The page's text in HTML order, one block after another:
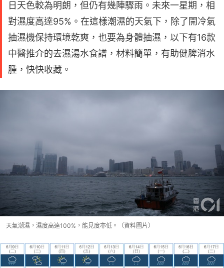
日天色較為明朗，但仍有幾陣驟雨。未來一星期，相
對濕度高達95%。在這樣潮濕的天氣下，除了開冷氣
抽濕機保持環境乾爽，也要為身體抽濕，以下有16款
中醫推介的去濕湯水食譜，材料簡單，有助健脾消水
腫，快快收藏。
天氣潮濕，濕度高達100%，能見度亦低。（資料圖片）